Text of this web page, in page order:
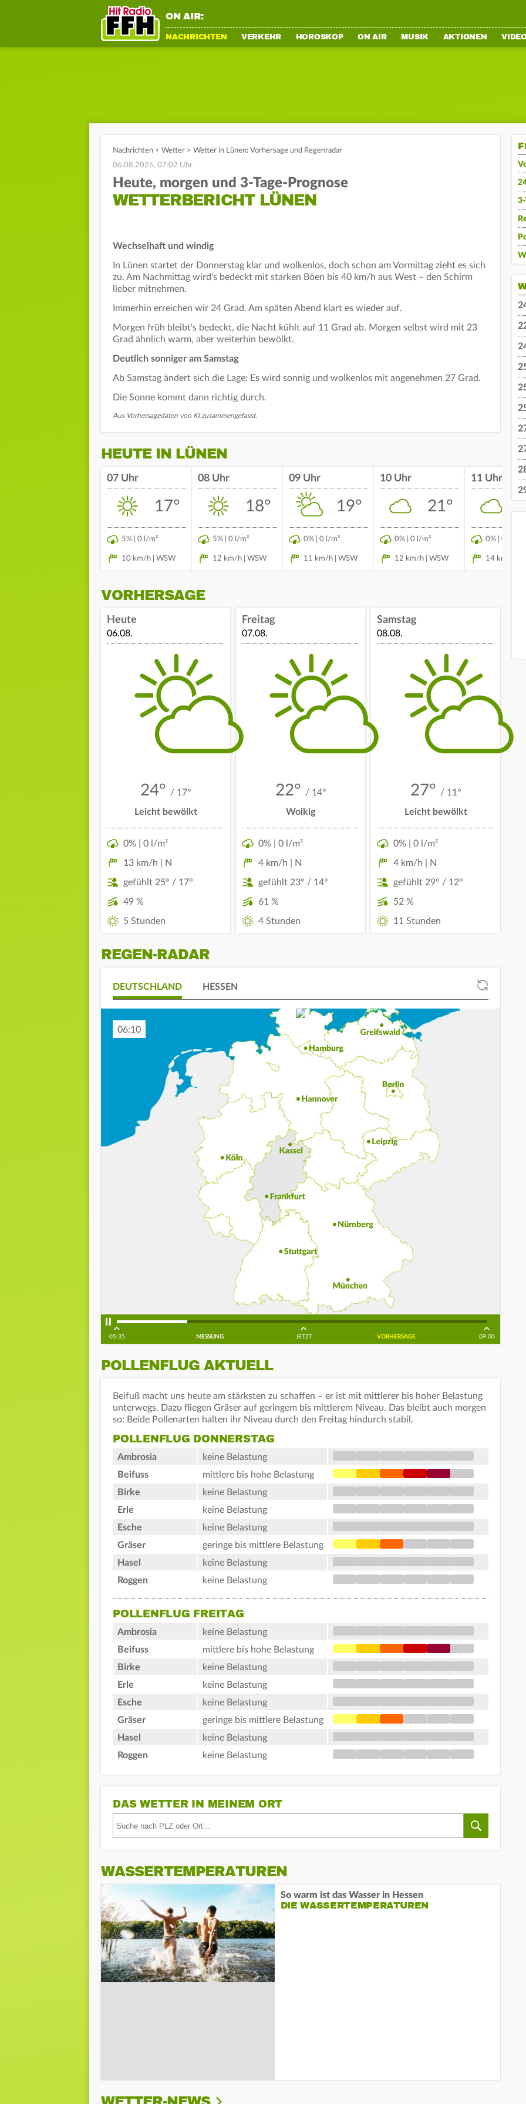
ON AIR:
NACHRICHTEN VERKEHR HOROSKOP ON AIR MUSIK AKTIONEN
Nachrichten > Wetter > Wetter in Lünen: Vorhersage und Regenradar
06.08.2026, 07:02 Uhr
Heute, morgen und 3-Tage-Prognose
WETTERBERICHT LÜNEN
Wechselhaft und windig
In Lünen startet der Donnerstag klar und wolkenlos, doch schon am Vormittag zieht es sich
zu. Am Nachmittag wird's bedeckt mit starken Böen bis 40 km/h aus West – den Schirm
lieber mitnehmen.
Immerhin erreichen wir 24 Grad. Am späten Abend klart es wieder auf.
Morgen früh bleibt's bedeckt, die Nacht kühlt auf 11 Grad ab. Morgen selbst wird mit 23
Grad ähnlich warm, aber weiterhin bewölkt.
Deutlich sonniger am Samstag
Ab Samstag ändert sich die Lage: Es wird sonnig und wolkenlos mit angenehmen 27 Grad.
Die Sonne kommt dann richtig durch.
Aus Vorhersagedaten von KI zusammengefasst.
HEUTE IN LÜNEN
07 Uhr
17°
5% | 0 l/m²
10 km/h | WSW
08 Uhr
18°
5% | 0 l/m²
12 km/h | WSW
09 Uhr
19°
0% | 0 l/m²
11 km/h | WSW
10 Uhr
21°
0% | 0 l/m²
12 km/h | WSW
11 Uhr
0% | 0 l/m²
14 km/h |
VORHERSAGE
Heute
06.08.
24° / 17°
Leicht bewölkt
0% | 0 l/m²
13 km/h | N
gefühlt 25° / 17°
49 %
5 Stunden
Freitag
07.08.
22° / 14°
Wolkig
0% | 0 l/m²
4 km/h | N
gefühlt 23° / 14°
61 %
4 Stunden
Samstag
08.08.
27° / 11°
Leicht bewölkt
0% | 0 l/m²
4 km/h | N
gefühlt 29° / 12°
52 %
11 Stunden
REGEN-RADAR
DEUTSCHLAND HESSEN
06:20
05:35 MESSUNG JETZT VORHERSAGE 09:00
POLLENFLUG AKTUELL
Beifuß macht uns heute am stärksten zu schaffen – er ist mit mittlerer bis hoher Belastung
unterwegs. Dazu fliegen Gräser auf geringem bis mittlerem Niveau. Das bleibt auch morgen
so: Beide Pollenarten halten ihr Niveau durch den Freitag hindurch stabil.
POLLENFLUG DONNERSTAG
Ambrosia
keine Belastung
Beifuss
mittlere bis hohe Belastung
Birke
keine Belastung
Erle
keine Belastung
Esche
keine Belastung
Gräser
geringe bis mittlere Belastung
Hasel
keine Belastung
Roggen
keine Belastung
POLLENFLUG FREITAG
Ambrosia
keine Belastung
Beifuss
mittlere bis hohe Belastung
Birke
keine Belastung
Erle
keine Belastung
Esche
keine Belastung
Gräser
geringe bis mittlere Belastung
Hasel
keine Belastung
Roggen
keine Belastung
DAS WETTER IN MEINEM ORT
WASSERTEMPERATUREN
So warm ist das Wasser in Hessen
DIE WASSERTEMPERATUREN